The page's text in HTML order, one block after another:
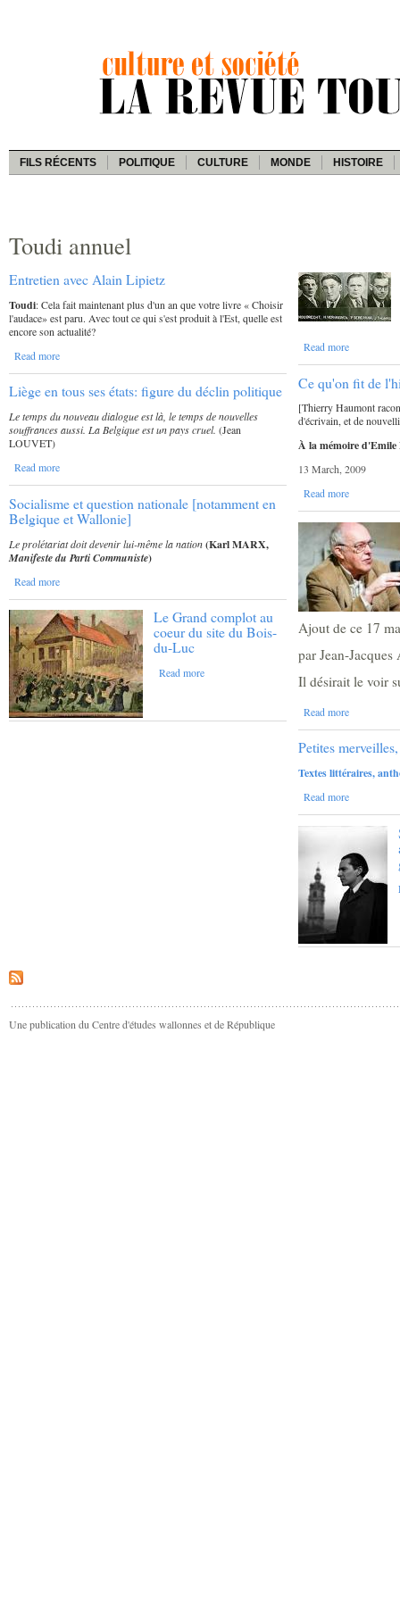
FILS RÉCENTS POLITIQUE CULTURE MONDE HISTOIRE
Toudi annuel
Entretien avec Alain Lipietz
Toudi: Cela fait maintenant plus d'un an que votre livre « Choisir
l'audace» est paru. Avec tout ce qui s'est produit à l'Est, quelle est
encore son actualité?
Read more
Liège en tous ses états: figure du déclin politique
Le temps du nouveau dialogue est là, le temps de nouvelles
souffrances aussi. La Belgique est un pays cruel. (Jean
LOUVET)
Read more
Socialisme et question nationale [notamment en
Belgique et Wallonie]
Le prolétariat doit devenir lui-même la nation(Karl MARX,
Manifeste du Parti Communiste)
Read more
Le Grand complot au
coeur du site du Bois-
du-Luc
Read more
Read more
Ce qu'on fit de
[Thierry Haumont
d'écrivain, et de
À la mémoire
13 March, 2009
Read more
Ajout de ce 17
par Jean-
Il désirait le voir
Read more
Petites
Textes littéraires,
Read more
Une publication du Centre d'études wallonnes et de République